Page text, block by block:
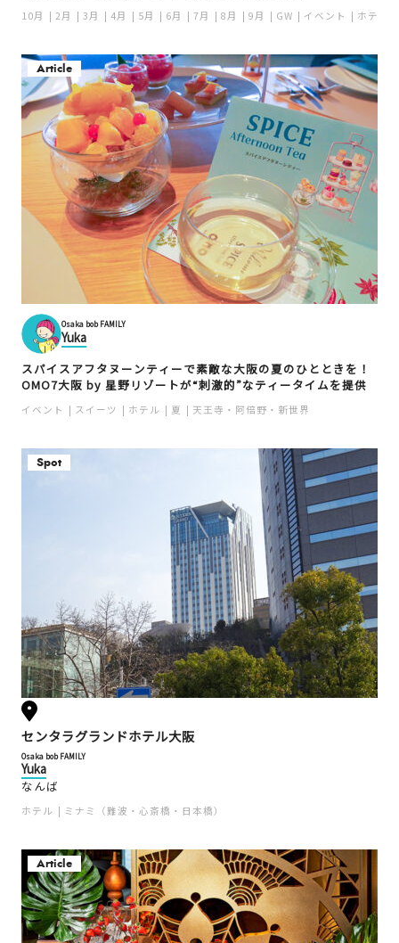
10月 2月 3月 4月 5月 6月 7月 8月 9月 GW イベント ホテル
Article
Osaka bob FAMILY
Yuka
スパイスアフタヌーンティーで素敵な大阪の夏のひとときを！
OMO7大阪 by 星野リゾートが“刺激的”なティータイムを提供
イベント スイーツ ホテル 夏 天王寺・阿倍野・新世界
Spot
センタラグランドホテル大阪
Osaka bob FAMILY
Yuka
なんば
ホテル ミナミ（難波・心斎橋・日本橋）
Article